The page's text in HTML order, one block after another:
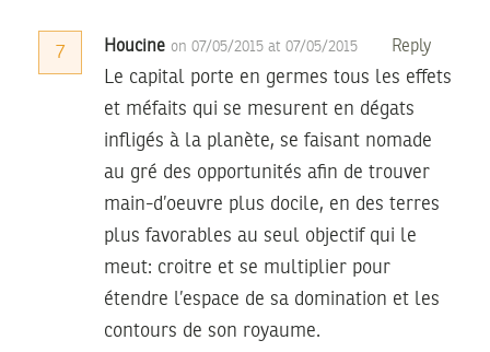
7 Houcine on 07/05/2015 at 07/05/2015 Reply
Le capital porte en germes tous les effets
et méfaits qui se mesurent en dégats
infligés à la planète, se faisant nomade
au gré des opportunités afin de trouver
main-d’oeuvre plus docile, en des terres
plus favorables au seul objectif qui le
meut: croitre et se multiplier pour
étendre l’espace de sa domination et les
contours de son royaume.